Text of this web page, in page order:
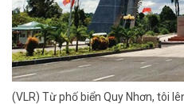
(VLR) Từ phố biển Quy Nhơn, tôi